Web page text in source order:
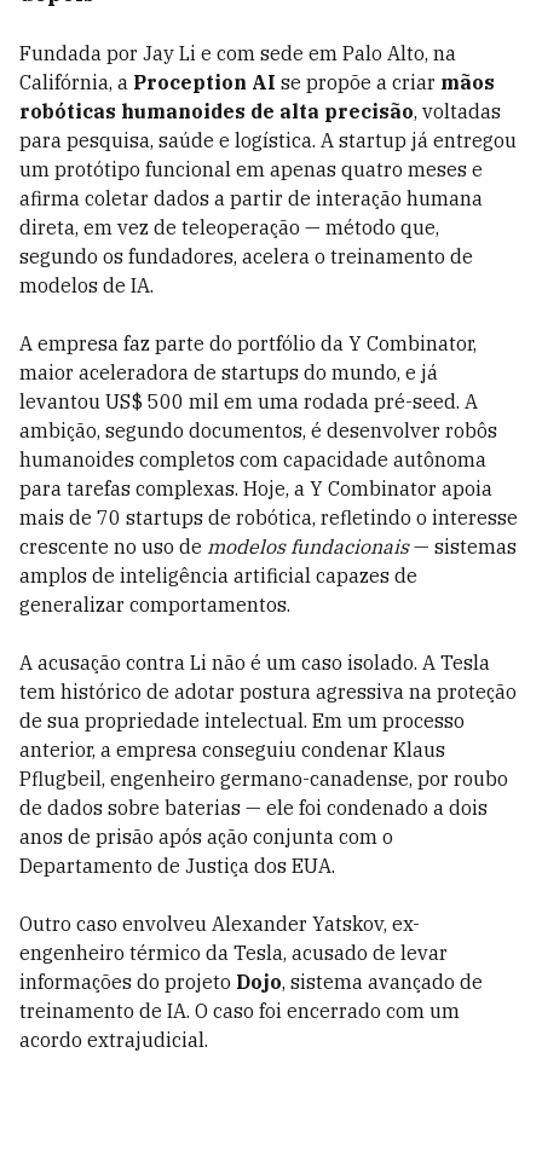
Fundada por Jay Li e com sede em Palo Alto, na
Califórnia, a Proception AI se propõe a criar mãos
robóticas humanoides de alta precisão, voltadas
para pesquisa, saúde e logística. A startup já entregou
um protótipo funcional em apenas quatro meses e
afirma coletar dados a partir de interação humana
direta, em vez de teleoperação — método que,
segundo os fundadores, acelera o treinamento de
modelos de IA.
A empresa faz parte do portfólio da Y Combinator,
maior aceleradora de startups do mundo, e já
levantou US$ 500 mil em uma rodada pré-seed. A
ambição, segundo documentos, é desenvolver robôs
humanoides completos com capacidade autônoma
para tarefas complexas. Hoje, a Y Combinator apoia
mais de 70 startups de robótica, refletindo o interesse
crescente no uso de modelos fundacionais— sistemas
amplos de inteligência artificial capazes de
generalizar comportamentos.
A acusação contra Li não é um caso isolado. A Tesla
tem histórico de adotar postura agressiva na proteção
de sua propriedade intelectual. Em um processo
anterior, a empresa conseguiu condenar Klaus
Pflugbeil, engenheiro germano-canadense, por roubo
de dados sobre baterias — ele foi condenado a dois
anos de prisão após ação conjunta com o
Departamento de Justiça dos EUA.
Outro caso envolveu Alexander Yatskov, ex-
engenheiro térmico da Tesla, acusado de levar
informações do projeto Dojo, sistema avançado de
treinamento de IA. O caso foi encerrado com um
acordo extrajudicial.